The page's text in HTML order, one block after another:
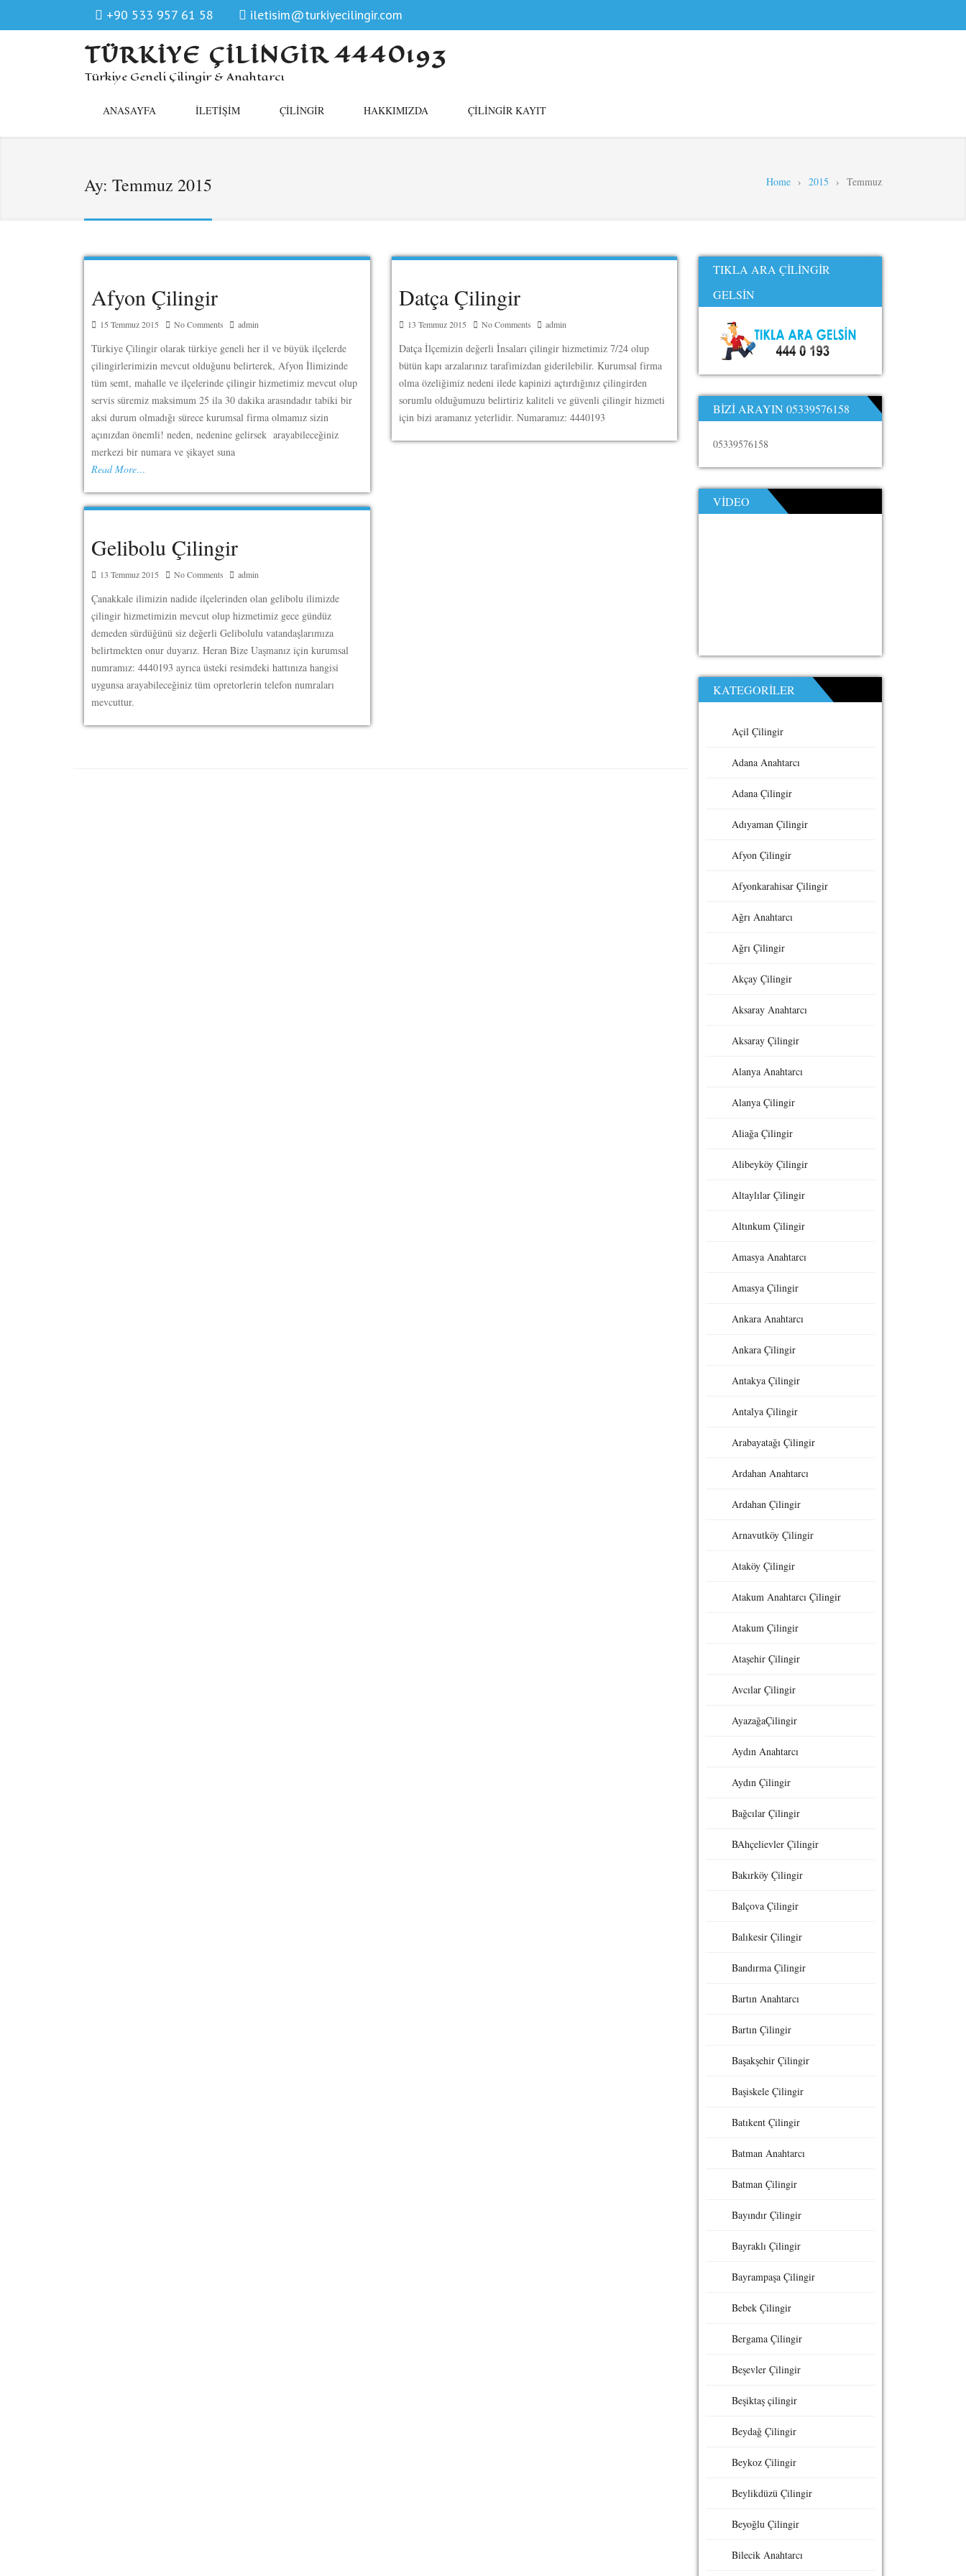
+90 533 957 61 58 iletisim@turkiyecilingir.com
TÜRKIYE ÇILINGIR 4440193
Türkiye Geneli Çilingir & Anahtarcı
ANASAYFA İLETIŞIM ÇILINGIR HAKKIMIZDA ÇILINGIR KAYIT
Ay: Temmuz 2015 Home › 2015 › Temmuz
Afyon Çilingir
15 Temmuz 2015 No Comments admin
Türkiye Çilingir olarak türkiye geneli her il ve büyük ilçelerde
çilingirlerimizin mevcut olduğunu belirterek, Afyon İlimizinde
tüm semt, mahalle ve ilçelerinde çilingir hizmetimiz mevcut olup
servis süremiz maksimum 25 ila 30 dakika arasındadır tabiki bir
aksi durum olmadığı sürece kurumsal firma olmamız sizin
açınızdan önemli! neden, nedenine gelirsek arayabileceğiniz
merkezi bir numara ve şikayet suna
Read More…
Datça Çilingir
13 Temmuz 2015 No Comments admin
Datça İlçemizin değerli İnsaları çilingir hizmetimiz 7/24 olup
bütün kapı arzalarınız tarafimizdan giderilebilir. Kurumsal firma
olma özeliğimiz nedeni ilede kapinizi açtırdığınız çilingirden
sorumlu olduğumuzu belirtiriz kaliteli ve güvenli çilingir hizmeti
için bizi aramanız yeterlidir. Numaramız: 4440193
Gelibolu Çilingir
13 Temmuz 2015 No Comments admin
Çanakkale ilimizin nadide ilçelerinden olan gelibolu ilimizde
çilingir hizmetimizin mevcut olup hizmetimiz gece gündüz
demeden sürdüğünü siz değerli Gelibolulu vatandaşlarımıza
belirtmekten onur duyarız. Heran Bize Uaşmanız için kurumsal
numramız: 4440193 ayrıca üsteki resimdeki hattınıza hangisi
uygunsa arayabileceğiniz tüm opretorlerin telefon numraları
mevcuttur.
TIKLA ARA ÇILINGIR
GELSIN
BIZI ARAYIN 05339576158
05339576158
VIDEO
KATEGORILER
Açil Çilingir
Adana Anahtarcı
Adana Çilingir
Adıyaman Çilingir
Afyon Çilingir
Afyonkarahisar Çilingir
Ağrı Anahtarcı
Ağrı Çilingir
Akçay Çilingir
Aksaray Anahtarcı
Aksaray Çilingir
Alanya Anahtarcı
Alanya Çilingir
Aliağa Çilingir
Alibeyköy Çilingir
Altaylılar Çilingir
Altınkum Çilingir
Amasya Anahtarcı
Amasya Çilingir
Ankara Anahtarcı
Ankara Çilingir
Antakya Çilingir
Antalya Çilingir
Arabayatağı Çilingir
Ardahan Anahtarcı
Ardahan Çilingir
Arnavutköy Çilingir
Ataköy Çilingir
Atakum Anahtarcı Çilingir
Atakum Çilingir
Ataşehir Çilingir
Avcılar Çilingir
AyazağaÇilingir
Aydın Anahtarcı
Aydın Çilingir
Bağcılar Çilingir
BAhçelievler Çilingir
Bakırköy Çilingir
Balçova Çilingir
Balıkesir Çilingir
Bandırma Çilingir
Bartın Anahtarcı
Bartın Çilingir
Başakşehir Çilingir
Başiskele Çilingir
Batıkent Çilingir
Batman Anahtarcı
Batman Çilingir
Bayındır Çilingir
Bayraklı Çilingir
Bayrampaşa Çilingir
Bebek Çilingir
Bergama Çilingir
Beşevler Çilingir
Beşiktaş çilingir
Beydağ Çilingir
Beykoz Çilingir
Beylikdüzü Çilingir
Beyoğlu Çilingir
Bilecik Anahtarcı